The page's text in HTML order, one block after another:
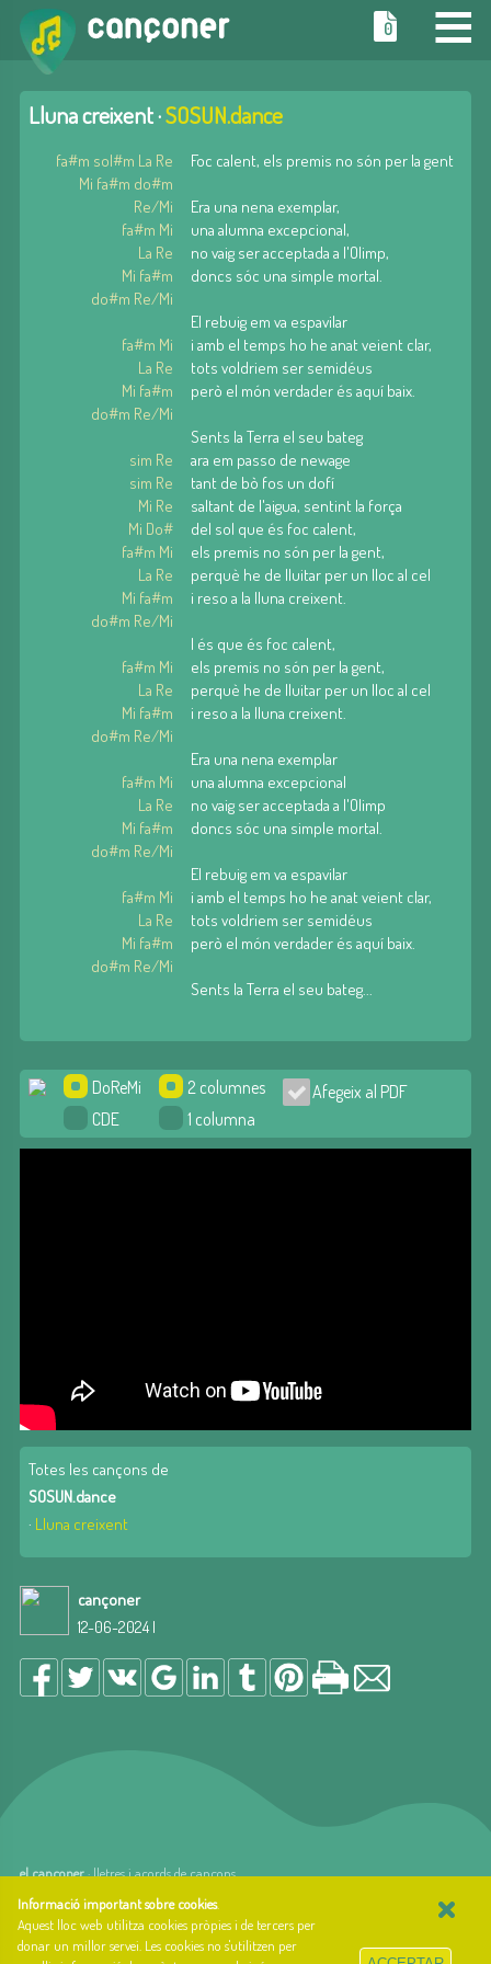
≡
0
Lluna creixent ·SOSUN.dance
fa#m sol#m La Re
Mi fa#m do#m
Re/Mi
fa#m Mi
La Re
Mi fa#m
do#m Re/Mi
fa#m Mi
La Re
Mi fa#m
do#m Re/Mi
sim Re
sim Re
Mi Re
Mi Do#
fa#m Mi
La Re
Mi fa#m
do#m Re/Mi
fa#m Mi
La Re
Mi fa#m
do#m Re/Mi
fa#m Mi
La Re
Mi fa#m
do#m Re/Mi
fa#m Mi
La Re
Mi fa#m
do#m Re/Mi
Foc calent, els premis no són per la gent
Era una nena exemplar,
una alumna excepcional,
no vaig ser acceptada a l'Olimp,
doncs sóc una simple mortal.
El rebuig em va espavilar
i amb el temps ho he anat veient clar,
tots voldriem ser semidéus
però el món verdader és aquí baix.
Sents la Terra el seu bateg
ara em passo de newage
tant de bò fos un dofí
saltant de l'aigua, sentint la força
del sol que és foc calent,
els premis no són per la gent,
perquè he de lluitar per un lloc al cel
i reso a la lluna creixent.
I és que és foc calent,
els premis no són per la gent,
perquè he de lluitar per un lloc al cel
i reso a la lluna creixent.
Era una nena exemplar
una alumna excepcional
no vaig ser acceptada a l'Olimp
doncs sóc una simple mortal.
El rebuig em va espavilar
i amb el temps ho he anat veient clar,
tots voldriem ser semidéus
però el món verdader és aquí baix.
Sents la Terra el seu bateg...
DoReMi
CDE
2 columnes
1 columna
Afegeix al PDF
Totes les cançons de
SOSUN.dance
· Lluna creixent
cançoner
12-06-2024 |
el cançoner· lletres i acords de cançons
web basada en el Gestior de Continguts
creada per arnAu bellavista
Sobre el cançoner
Informació important sobre cookies.
Aquest lloc web utilitza cookies pròpies i de tercers per
donar un millor servei. Les cookies no s'utilitzen per
×